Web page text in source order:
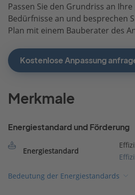
Passen Sie den Grundriss an
Bedürfnisse an und besprechen
Plan mit einem Bauberater des
Kostenlose Anpassung
Merkmale
Energiestandard und Förderung
Energiestandard
Bedeutung der Energiestandards